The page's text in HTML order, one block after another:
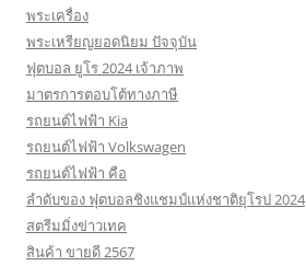
พระเครื่อง
พระเหรียญยอดนิยม ปัจจุบัน
ฟุตบอล ยูโร 2024 เจ้าภาพ
มาตรการตอบโต้ทางภาษี
รถยนต์ไฟฟ้า Kia
รถยนต์ไฟฟ้า Volkswagen
รถยนต์ไฟฟ้า คือ
ลำดับของ ฟุตบอลชิงแชมป์แห่งชาติยุโรป 2024
สตรีมมิ่งข่าวเทค
สินค้า ขายดี 2567